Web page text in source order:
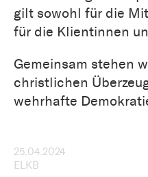
gilt sowohl für die
für die Klientinnen
Gemeinsam stehen
christlichen
wehrhafte
25.04.2024
ELKB